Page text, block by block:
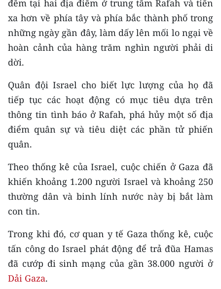
РУССКИЙ
ESPAÑOL
한국어
đêm tại hai địa điểm ở trung tâm Rafah và tiến
xa hơn về phía tây và phía bắc thành phố trong
những ngày gần đây, làm dấy lên mối lo ngại về
hoàn cảnh của hàng trăm nghìn người phải di
dời.
Quân đội Israel cho biết lực lượng của họ đã
tiếp tục các hoạt động có mục tiêu dựa trên
thông tin tình báo ở Rafah, phá hủy một số địa
điểm quân sự và tiêu diệt các phần tử phiến
quân.
Theo thống kê của Israel, cuộc chiến ở Gaza đã
khiến khoảng 1.200 người Israel và khoảng 250
thường dân và binh lính nước này bị bắt làm
con tin.
Trong khi đó, cơ quan y tế Gaza thống kê, cuộc
tấn công do Israel phát động để trả đũa Hamas
đã cướp đi sinh mạng của gần 38.000 người ở
Dải Gaza.